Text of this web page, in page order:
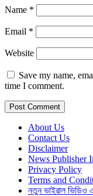
Name *
Email *
Website
Save my name,
time I comment.
About Us
Contact Us
Disclaimer
News Publisher
Privacy Policy
Terms and
নতুন ভাইরাল ভিডিও